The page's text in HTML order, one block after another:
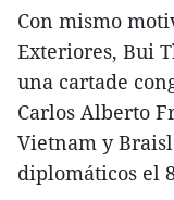
Con mismo
Exteriores, Bui
una cartade
Carlos Alberto
Vietnam y
diplomáticos el